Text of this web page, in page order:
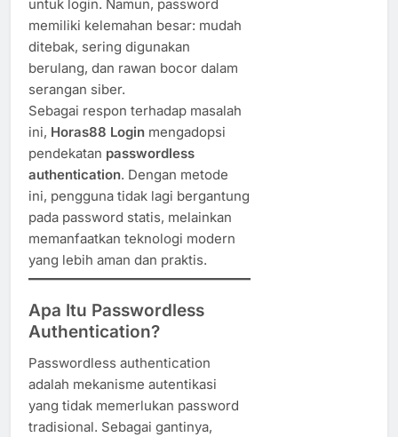
untuk login. Namun, password
memiliki kelemahan besar: mudah
ditebak, sering digunakan
berulang, dan rawan bocor dalam
serangan siber.
Sebagai respon terhadap masalah
ini, Horas88 Login mengadopsi
pendekatan passwordless
authentication. Dengan metode
ini, pengguna tidak lagi bergantung
pada password statis, melainkan
memanfaatkan teknologi modern
yang lebih aman dan praktis.
Apa Itu Passwordless
Authentication?
Passwordless authentication
adalah mekanisme autentikasi
yang tidak memerlukan password
tradisional. Sebagai gantinya,